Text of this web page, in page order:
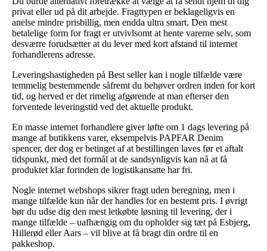
privat eller ud på dit arbejde. Fragttypen er beklageligvis en
anelse mindre prisbillig, men endda ultra smart. Den mest
betalelige form for fragt er utvivlsomt at hente varerne selv, som
desværre forudsætter at du lever med kort afstand til internet
forhandlerens adresse.
Leveringshastigheden på Best seller kan i nogle tilfælde være
temmelig bestemmende såfremt du behøver ordren inden for kort
tid, og herved er det rimelig afgørende at man efterser den
forventede leveringstid ved det aktuelle produkt.
En masse internet forhandlere giver løfte om 1 dags levering på
mange af butikkens varer, eksempelvis PAPFAR Denim
spencer, der dog er betinget af at bestillingen laves før et aftalt
tidspunkt, med det formål at de sandsynligvis kan nå at få
produktet klar forinden de logistikansatte har fri.
Nogle internet webshops sikrer fragt uden beregning, men i
mange tilfælde kun når der handles for en bestemt pris. I øvrigt
bør du udse dig den mest letkøbte løsning til levering, der i
mange tilfælde – uafhængig om du opholder sig tæt på Esbjerg,
Hillerød eller Aars – vil blive at få bragt din ordre til en
pakkeshop.